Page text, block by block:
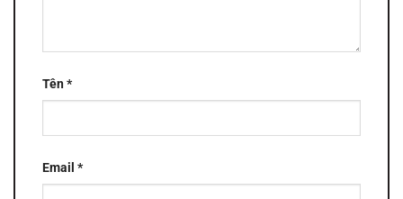
Tên*
Email *